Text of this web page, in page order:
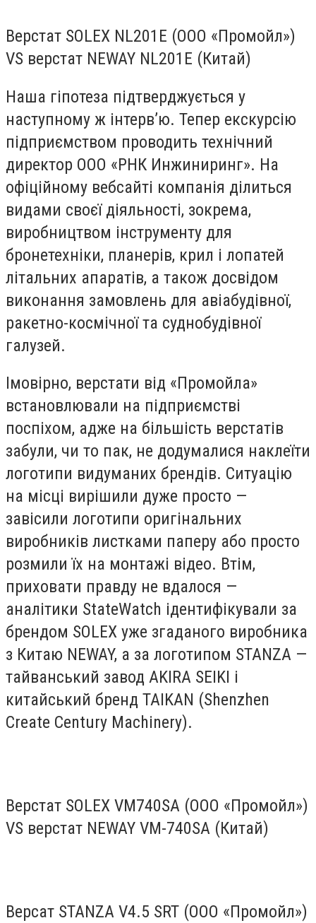
Верстат SOLEX NL201E (ООО «Промойл»)
VS верстат NEWAY NL201E (Китай)
Наша гіпотеза підтверджується у
наступному ж інтерв’ю. Тепер екскурсію
підприємством проводить технічний
директор ООО «РНК Инжиниринг». На
офіційному вебсайті компанія ділиться
видами своєї діяльності, зокрема,
виробництвом інструменту для
бронетехніки, планерів, крил і лопатей
літальних апаратів, а також досвідом
виконання замовлень для авіабудівної,
ракетно-космічної та суднобудівної
галузей.
Імовірно, верстати від «Промойла»
встановлювали на підприємстві
поспіхом, адже на більшість верстатів
забули, чи то пак, не додумалися наклеїти
логотипи видуманих брендів. Ситуацію
на місці вирішили дуже просто —
завісили логотипи оригінальних
виробників листками паперу або просто
розмили їх на монтажі відео. Втім,
приховати правду не вдалося —
аналітики StateWatch ідентифікували за
брендом SOLEX уже згаданого виробника
з Китаю NEWAY, а за логотипом STANZA —
тайванський завод AKIRA SEIKI і
китайський бренд TAIKAN (Shenzhen
Create Century Machinery).
Верстат SOLEX VM740SA (ООО «Промойл»)
VS верстат NEWAY VM-740SA (Китай)
Версат STANZA V4.5 SRT (ООО «Промойл»)